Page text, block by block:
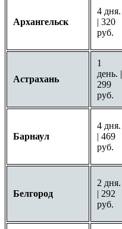
Архангельск
4 дня.
| 320
руб.
Астрахань
1
день. |
299
руб.
Барнаул
4 дня.
| 469
руб.
Белгород
2 дня.
| 292
руб.